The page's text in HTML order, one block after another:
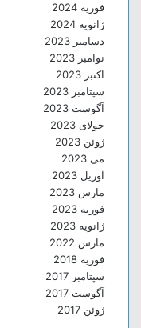
فوریه 2024
ژانویه 2024
دسامبر 2023
نوامبر 2023
اکتبر 2023
سپتامبر 2023
آگوست 2023
جولای 2023
ژوئن 2023
می 2023
آوریل 2023
مارس 2023
فوریه 2023
ژانویه 2023
مارس 2022
فوریه 2018
سپتامبر 2017
آگوست 2017
ژوئن 2017